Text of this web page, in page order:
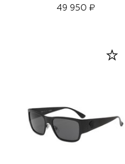
49 950 ₽